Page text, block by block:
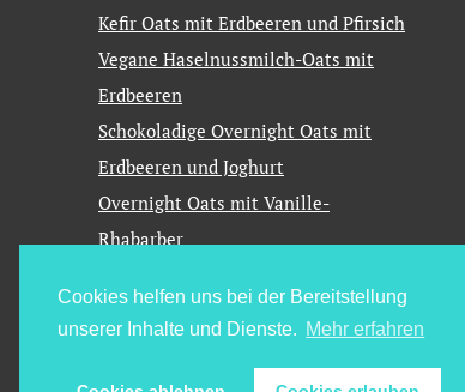
Cookies helfen uns bei der Bereitstellung
unserer Inhalte und Dienste. Mehr erfahren
Kefir Oats mit Erdbeeren und Pfirsich
Vegane Haselnussmilch-Oats mit
Erdbeeren
Schokoladige Overnight Oats mit
Erdbeeren und Joghurt
Overnight Oats mit Vanille-
Rhabarber